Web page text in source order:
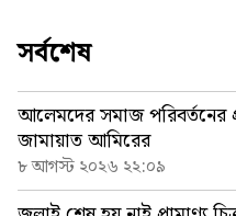
সর্বশেষ
আলেমদের সমাজ পরিবর্তনের
জামায়াত আমিরের
৮ আগস্ট ২০২৬ ২২:০৯